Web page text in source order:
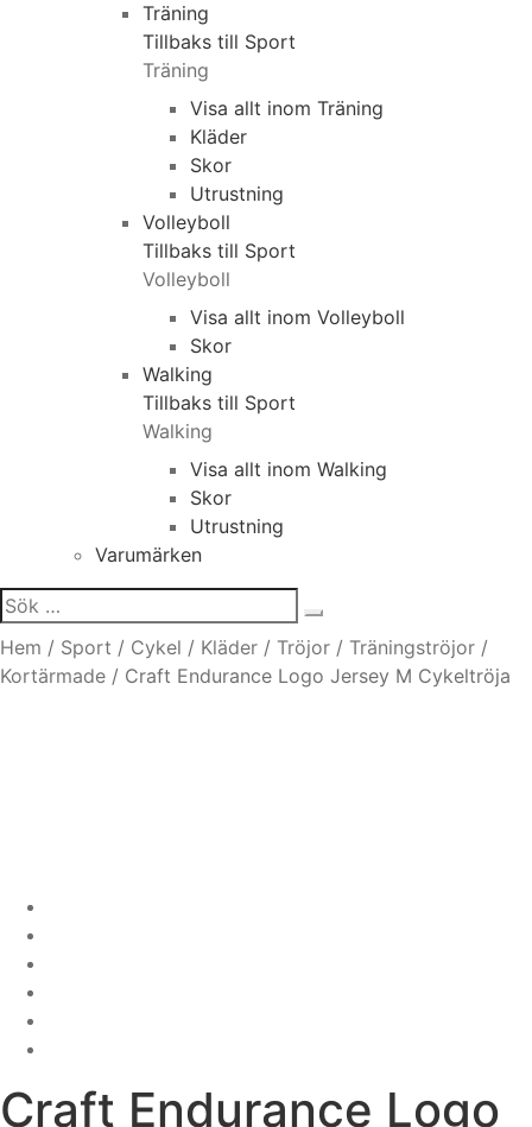
Träning
Tillbaks till Sport
Träning
Visa allt inom Träning
Kläder
Skor
Utrustning
Volleyboll
Tillbaks till Sport
Volleyboll
Visa allt inom Volleyboll
Skor
Walking
Tillbaks till Sport
Walking
Visa allt inom Walking
Skor
Utrustning
Varumärken
Sök
efter:
Hem / Sport / Cykel / Kläder / Tröjor / Träningströjor /
Kortärmade / Craft Endurance Logo Jersey M Cykeltröja
Craft Endurance Logo